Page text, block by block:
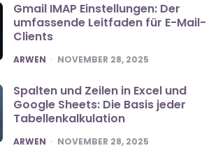
Gmail IMAP Einstellungen: Der
umfassende Leitfaden für E-Mail-
Clients
POSTED
ARWEN NOVEMBER 28, 2025
Spalten und Zeilen in Excel und
Google Sheets: Die Basis jeder
Tabellenkalkulation
POSTED
ARWEN NOVEMBER 28, 2025